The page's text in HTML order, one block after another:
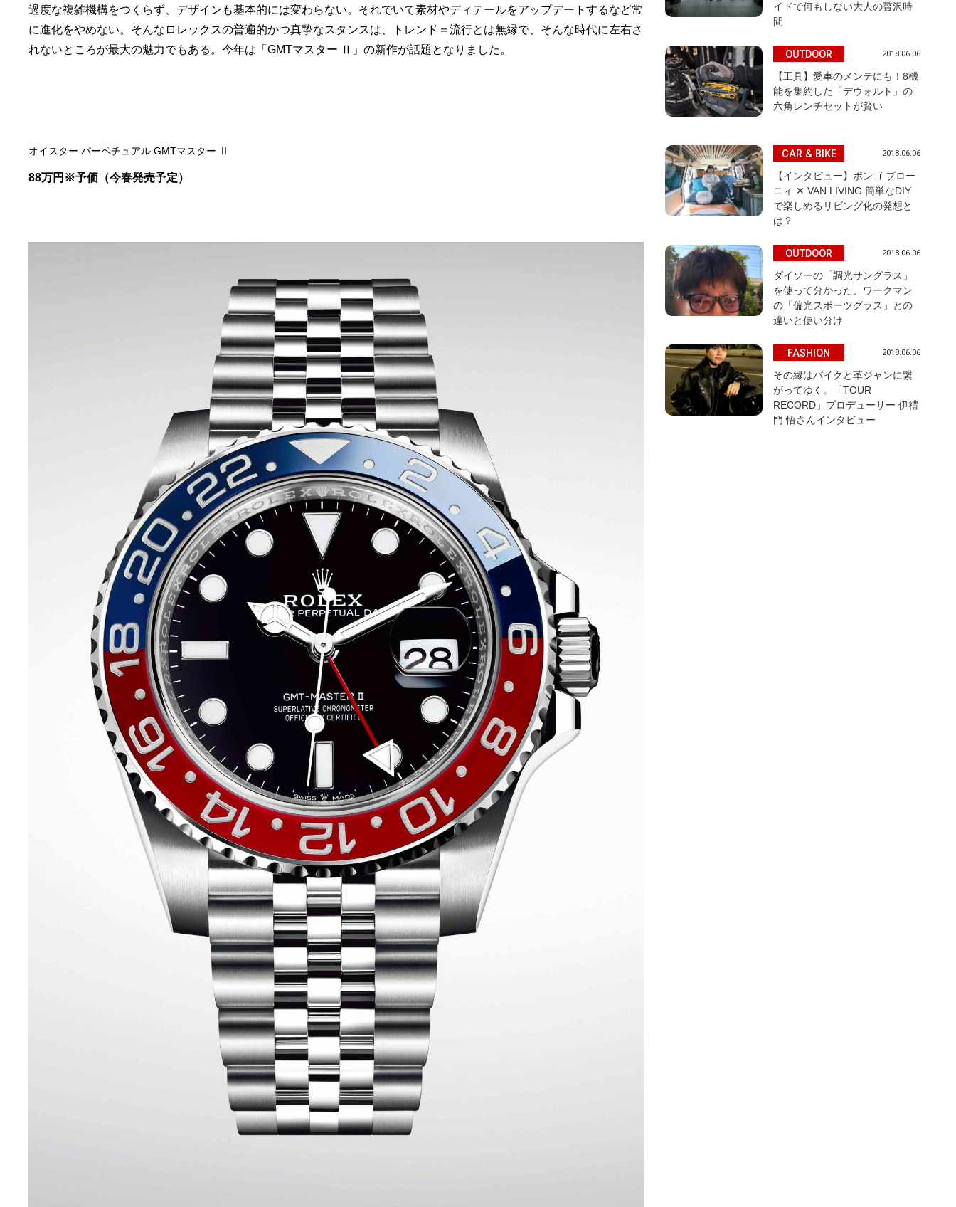
過度な複雑機構をつくらず、デザインも基本的には変わらない。それでいて素材やディテールをアップデートするなど常
に進化をやめない。そんなロレックスの普遍的かつ真摯なスタンスは、トレンド＝流行とは無縁で、そんな時代に左右さ
れないところが最大の魅力でもある。今年は「GMTマスター Ⅱ」の新作が話題となりました。
オイスター パーペチュアル GMTマスター Ⅱ
88万円※予価（今春発売予定）
イドで何もしない大人の贅沢時
間
OUTDOOR 2018.06.06
【工具】愛車のメンテにも！8機
能を集約した「デウォルト」の
六角レンチセットが賢い
CAR & BIKE 2018.06.06
【インタビュー】ボンゴ ブロー
ニィ ✕ VAN LIVING 簡単なDIY
で楽しめるリビング化の発想と
は？
OUTDOOR 2018.06.06
ダイソーの「調光サングラス」
を使って分かった、ワークマン
の「偏光スポーツグラス」との
違いと使い分け
FASHION 2018.06.06
その縁はバイクと革ジャンに繋
がってゆく。「TOUR
RECORD」プロデューサー 伊禮
門 悟さんインタビュー